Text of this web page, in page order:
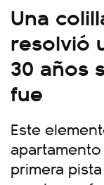
Una
resolvió
30 años
fue
Este
primera